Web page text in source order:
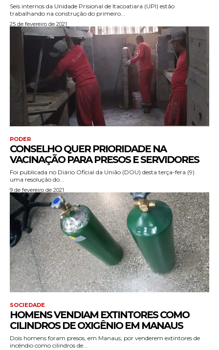
Seis internos da Unidade Prisional de Itacoatiara (UPI) estão
trabalhando na construção do primeiro...
25 de fevereiro de 2021
PODER
CONSELHO QUER PRIORIDADE NA
VACINAÇÃO PARA PRESOS E SERVIDORES
Foi publicada no Diário Oficial da União (DOU) desta terça-fera (9)
uma resolução do...
9 de fevereiro de 2021
SOCIEDADE
HOMENS VENDIAM EXTINTORES COMO
CILINDROS DE OXIGÊNIO EM MANAUS
Dois homens foram presos, em Manaus, por venderem extintores de
incêndio como cilindros de...